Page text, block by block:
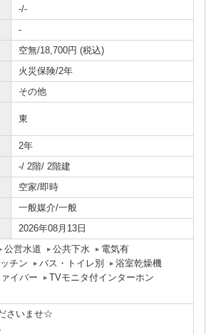
-/-
-
空無/18,700円 (税込)
火災保険/2年
その他
東
2年
-/ 2階/ 2階建
空家/即時
一般媒介/一般
2026年08月13日
公営水道 公共下水
電気有
チン バス・トイレ別
浴室乾燥機
イバー
TVモニタ付インターホン
さいませ☆